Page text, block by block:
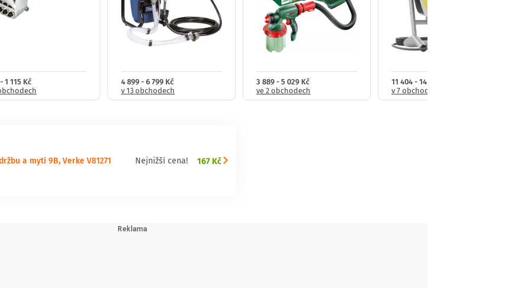
1 115 Kč 4 899 - 6 799 Kč
v 13 obchodech
3 889 - 5 029 Kč
ve 2 obchodech
11 404 - 14 172 Kč
v 7 obchodech
a mytí 9B, Verke V81271 Nejnižší cena! 167 Kč